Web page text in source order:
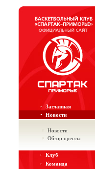
Заглавная
Новости
Новости
Обзор прессы
Клуб
Команда